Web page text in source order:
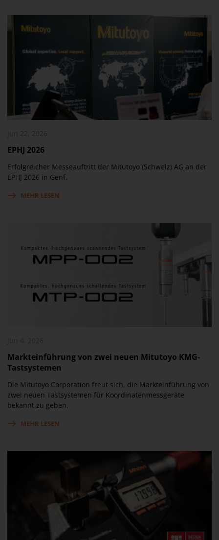
EPHJ 2026
Erfolgreicher Messeauftritt der Mitutoyo (Schweiz) AG an der
EPHJ 2026 in Genf.
MEHR LESEN
Markteinführung von zwei neuen Mitutoyo KMG-
Tastsystemen
Die Mitutoyo Corporation freut sich, die Markteinführung von
zwei neuen Tastsystemen für Koordinatenmessgeräte
bekannt zu geben.
MEHR LESEN